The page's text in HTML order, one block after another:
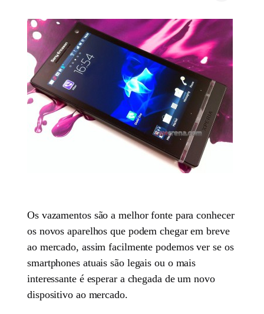
Os vazamentos são a melhor fonte para conhecer
os novos aparelhos que podem chegar em breve
ao mercado, assim facilmente podemos ver se os
smartphones atuais são legais ou o mais
interessante é esperar a chegada de um novo
dispositivo ao mercado.